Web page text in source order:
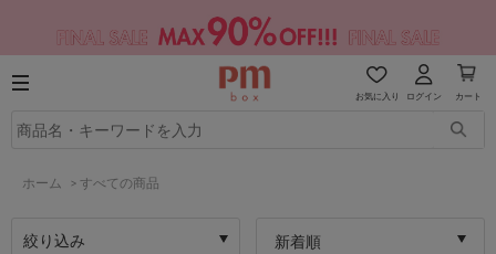
お気に入り ログイン カート
ホーム > すべての商品
絞り込み 新着順